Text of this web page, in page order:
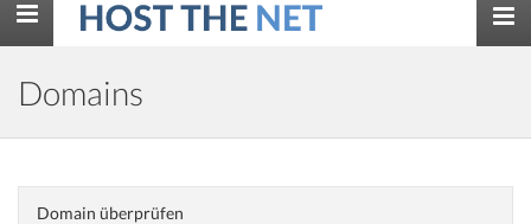
Toggle
navigation
Domains
Domain überprüfen